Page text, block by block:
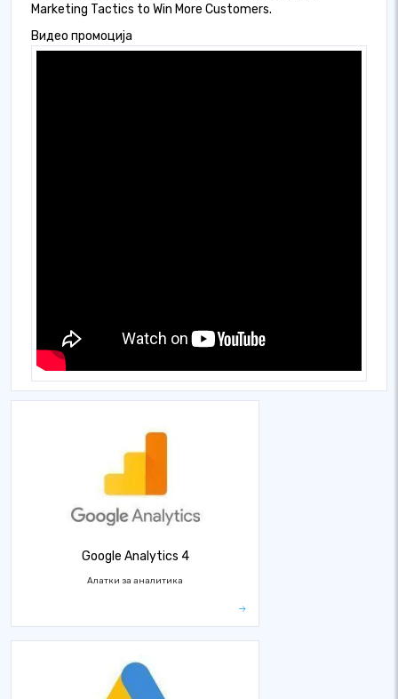
Marketing Tactics to Win More Customers.
Видео промоција
Google Analytics 4
Алатки за аналитика